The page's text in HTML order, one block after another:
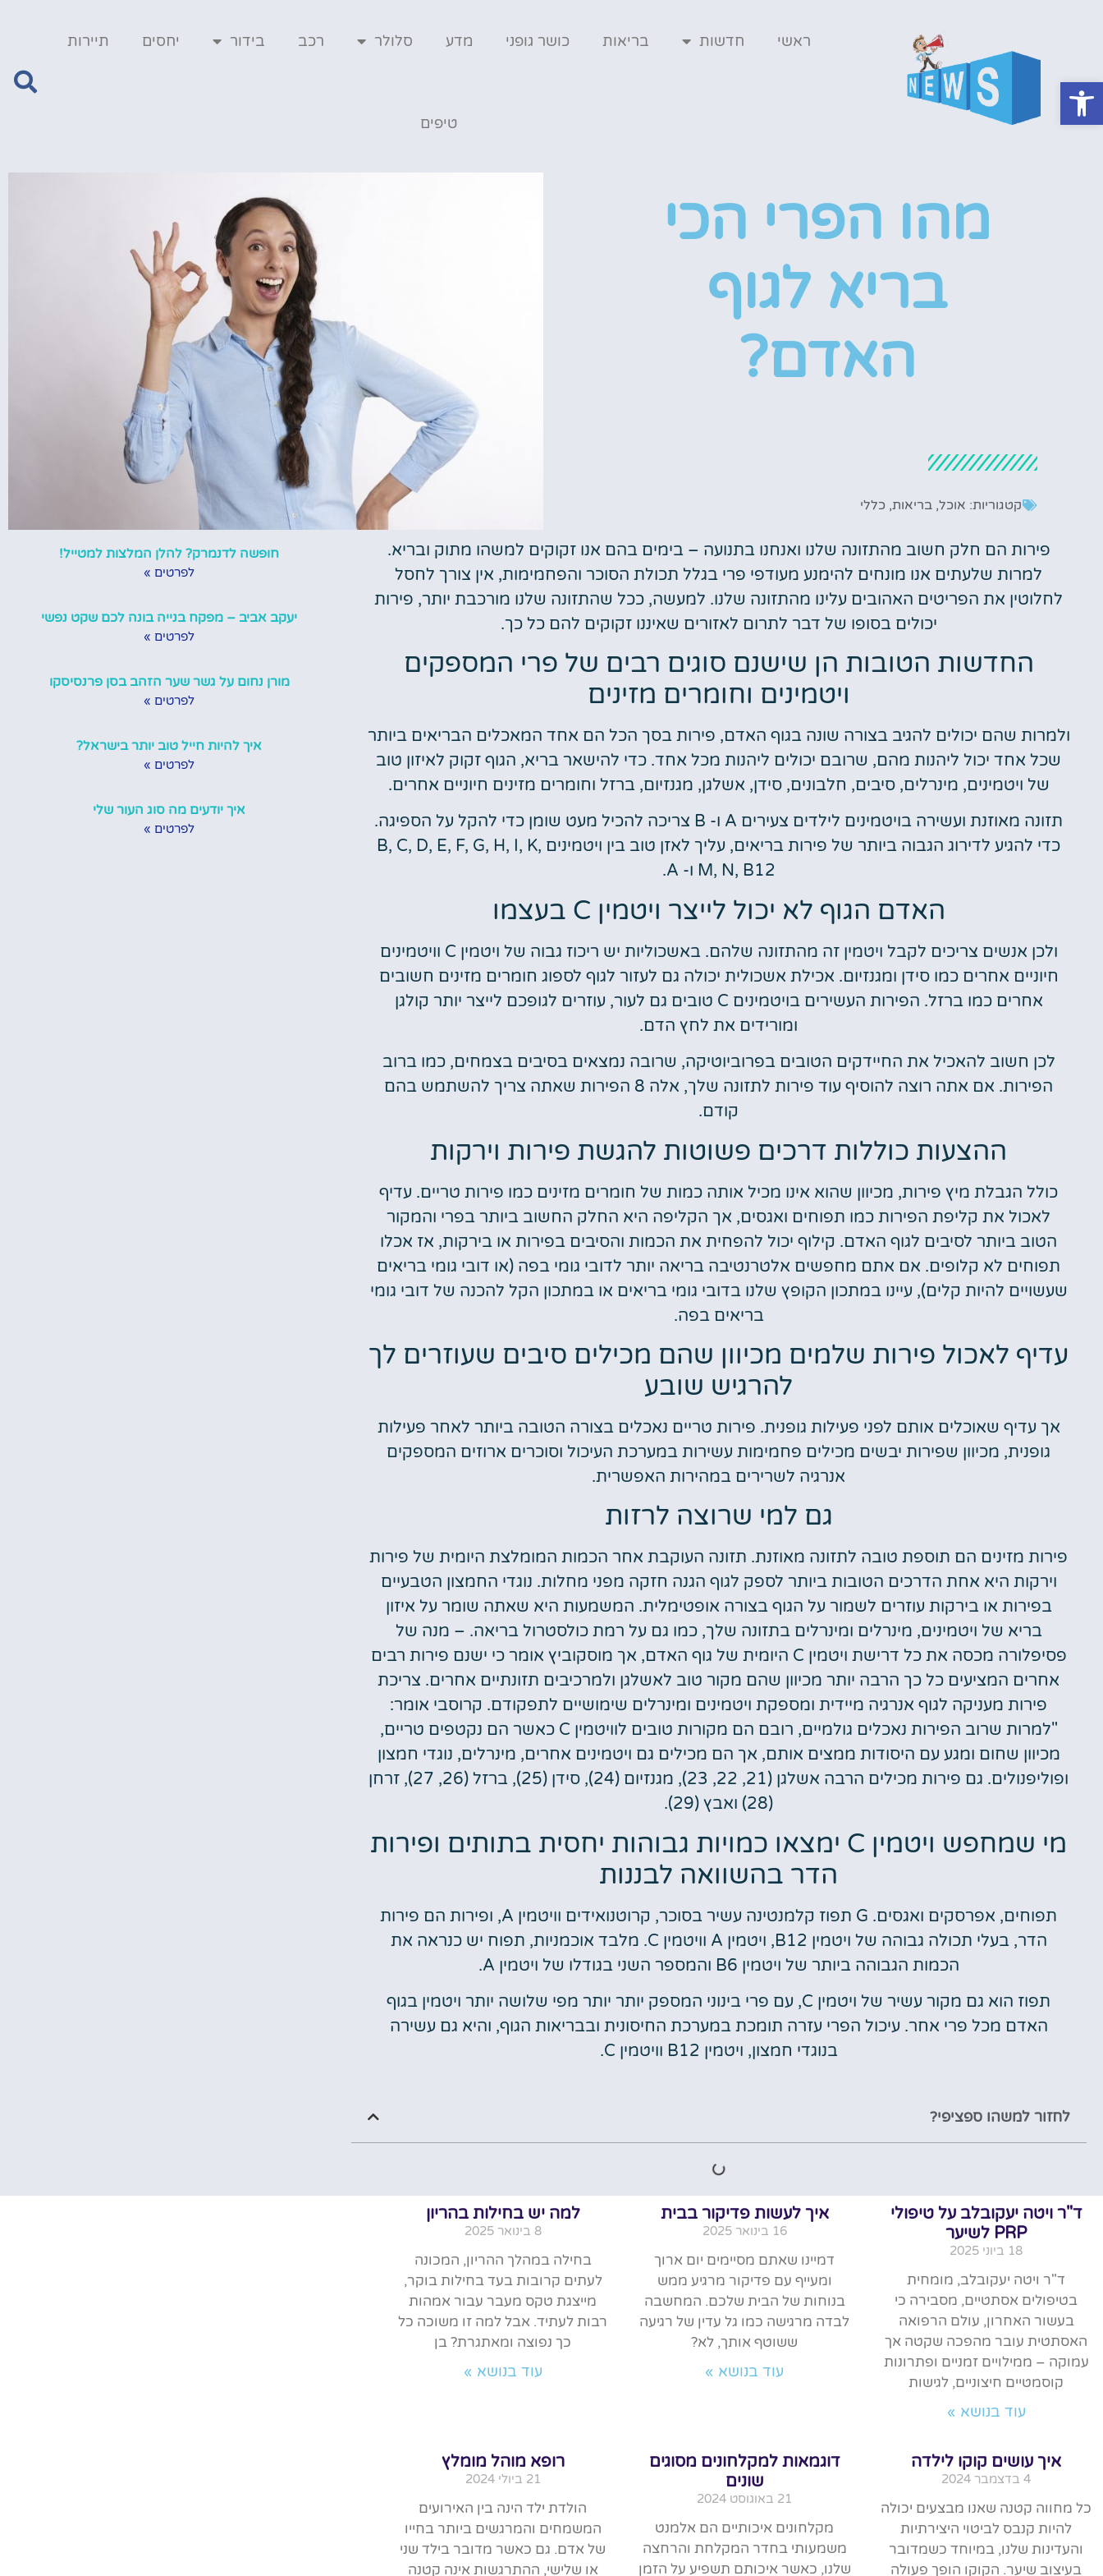
ראשי חדשות בריאות כושר גופני מדע סלולר רכב בידור יחסים תיירות
טיפים
מהו הפרי הכי
בריא לגוף
האדם?
קטגוריות: אוכל, בריאות, כללי
פירות הם חלק חשוב מהתזונה שלנו ואנחנו בתנועה – בימים בהם אנו זקוקים למשהו מתוק ובריא.
למרות שלעתים אנו מונחים להימנע מעודפי פרי בגלל תכולת הסוכר והפחמימות, אין צורך לחסל
לחלוטין את הפריטים האהובים עלינו מהתזונה שלנו. למעשה, ככל שהתזונה שלנו מורכבת יותר, פירות
יכולים בסופו של דבר לתרום לאזורים שאיננו זקוקים להם כל כך.
החדשות הטובות הן שישנם סוגים רבים של פרי המספקים
ויטמינים וחומרים מזינים
ולמרות שהם יכולים להגיב בצורה שונה בגוף האדם, פירות בסך הכל הם אחד המאכלים הבריאים ביותר
שכל אחד יכול ליהנות מהם, שרובם יכולים ליהנות מכל אחד. כדי להישאר בריא, הגוף זקוק לאיזון טוב
של ויטמינים, מינרלים, סיבים, חלבונים, סידן, אשלגן, מגנזיום, ברזל וחומרים מזינים חיוניים אחרים.
תזונה מאוזנת ועשירה בויטמינים לילדים צעירים A ו- B צריכה להכיל מעט שומן כדי להקל על הספיגה.
כדי להגיע לדירוג הגבוה ביותר של פירות בריאים, עליך לאזן טוב בין ויטמינים B, C, D, E, F, G, H, I, K,
M, N, B12 ו- A.
האדם הגוף לא יכול לייצר ויטמין C בעצמו
ולכן אנשים צריכים לקבל ויטמין זה מהתזונה שלהם. באשכוליות יש ריכוז גבוה של ויטמין C וויטמינים
חיוניים אחרים כמו סידן ומגנזיום. אכילת אשכולית יכולה גם לעזור לגוף לספוג חומרים מזינים חשובים
אחרים כמו ברזל. הפירות העשירים בויטמינים C טובים גם לעור, עוזרים לגופכם לייצר יותר קולגן
ומורידים את לחץ הדם.
לכן חשוב להאכיל את החיידקים הטובים בפרוביוטיקה, שרובה נמצאים בסיבים בצמחים, כמו ברוב
הפירות. אם אתה רוצה להוסיף עוד פירות לתזונה שלך, אלה 8 הפירות שאתה צריך להשתמש בהם
קודם.
ההצעות כוללות דרכים פשוטות להגשת פירות וירקות
כולל הגבלת מיץ פירות, מכיוון שהוא אינו מכיל אותה כמות של חומרים מזינים כמו פירות טריים. עדיף
לאכול את קליפת הפירות כמו תפוחים ואגסים, אך הקליפה היא החלק החשוב ביותר בפרי והמקור
הטוב ביותר לסיבים לגוף האדם. קילוף יכול להפחית את הכמות והסיבים בפירות או בירקות, אז אכלו
תפוחים לא קלופים. אם אתם מחפשים אלטרנטיבה בריאה יותר לדובי גומי בפה (או דובי גומי בריאים
שעשויים להיות קלים), עיינו במתכון הקופץ שלנו בדובי גומי בריאים או במתכון הקל להכנה של דובי גומי
בריאים בפה.
עדיף לאכול פירות שלמים מכיוון שהם מכילים סיבים שעוזרים לך
להרגיש שובע
אך עדיף שאוכלים אותם לפני פעילות גופנית. פירות טריים נאכלים בצורה הטובה ביותר לאחר פעילות
גופנית, מכיוון שפירות יבשים מכילים פחמימות עשירות במערכת העיכול וסוכרים ארוזים המספקים
אנרגיה לשרירים במהירות האפשרית.
גם למי שרוצה לרזות
פירות מזינים הם תוספת טובה לתזונה מאוזנת. תזונה העוקבת אחר הכמות המומלצת היומית של פירות
וירקות היא אחת הדרכים הטובות ביותר לספק לגוף הגנה חזקה מפני מחלות. נוגדי החמצון הטבעיים
בפירות או בירקות עוזרים לשמור על הגוף בצורה אופטימלית. המשמעות היא שאתה שומר על איזון
בריא של ויטמינים, מינרלים ומינרלים בתזונה שלך, כמו גם על רמת כולסטרול בריאה. – מנה של
פסיפלורה מכסה את כל דרישת ויטמין C היומית של גוף האדם, אך מוסקוביץ אומר כי ישנם פירות רבים
אחרים המציעים כל כך הרבה יותר מכיוון שהם מקור טוב לאשלגן ולמרכיבים תזונתיים אחרים. צריכת
פירות מעניקה לגוף אנרגיה מיידית ומספקת ויטמינים ומינרלים שימושיים לתפקודם. קרוסבי אומר:
"למרות שרוב הפירות נאכלים גולמיים, רובם הם מקורות טובים לוויטמין C כאשר הם נקטפים טריים,
מכיוון שחום ומגע עם היסודות ממצים אותם, אך הם מכילים גם ויטמינים אחרים, מינרלים, נוגדי חמצון
ופוליפנולים. גם פירות מכילים הרבה אשלגן (21, 22, 23), מגנזיום (24), סידן (25), ברזל (26, 27), זרחן
(28) ואבץ (29).
מי שמחפש ויטמין C ימצאו כמויות גבוהות יחסית בתותים ופירות
הדר בהשוואה לבננות
תפוחים, אפרסקים ואגסים. G תפוז קלמנטינה עשיר בסוכר, קרוטנואידים וויטמין A, ופירות הם פירות
הדר, בעלי תכולה גבוהה של ויטמין B12, ויטמין A וויטמין C. מלבד אוכמניות, תפוח יש כנראה את
הכמות הגבוהה ביותר של ויטמין B6 והמספר השני בגודלו של ויטמין A.
תפוז הוא גם מקור עשיר של ויטמין C, עם פרי בינוני המספק יותר יותר מפי שלושה יותר ויטמין בגוף
האדם מכל פרי אחר. עיכול הפרי עזרה תומכת במערכת החיסונית ובבריאות הגוף, והיא גם עשירה
בנוגדי חמצון, ויטמין B12 וויטמין C.
לחזור למשהו ספציפי?
חופשה לדנמרק? להלן המלצות למטייל!
לפרטים »
יעקב אביב – מפקח בנייה בונה לכם שקט נפשי
לפרטים »
מורן נחום על גשר שער הזהב בסן פרנסיסקו
לפרטים »
איך להיות חייל טוב יותר בישראל?
לפרטים »
איך יודעים מה סוג העור שלי
לפרטים »
ד"ר ויטה יעקובלב על טיפולי
PRP לשיער
18 ביוני 2025
ד"ר ויטה יעקובלב, מומחית
בטיפולים אסתטיים, מסבירה כי
בעשור האחרון, עולם הרפואה
האסתטית עובר מהפכה שקטה אך
עמוקה – ממילויים זמניים ופתרונות
קוסמטיים חיצוניים, לגישות
עוד בנושא »
איך לעשות פדיקור בבית
16 בינואר 2025
דמיינו שאתם מסיימים יום ארוך
ומעייף עם פדיקור מרגיע ממש
בנוחות של הבית שלכם. המחשבה
לבדה מרגישה כמו גל עדין של רגיעה
ששוטף אותך, לא?
עוד בנושא »
למה יש בחילות בהריון
8 בינואר 2025
בחילה במהלך ההריון, המכונה
לעתים קרובות בעד בחילות בוקר,
מייצגת טקס מעבר עבור אמהות
רבות לעתיד. אבל למה זו משוכה כל
כך נפוצה ומאתגרת? בן
עוד בנושא »
איך עושים קוקו לילדה
4 בדצמבר 2024
כל מחווה קטנה שאנו מבצעים יכולה
להיות קנבס לביטוי היצירתיות
והעדינות שלנו, במיוחד כשמדובר
בעיצוב שיער. הקוקו הופך פעולה
דוגמאות למקלחונים מסוגים
שונים
21 באוגוסט 2024
מקלחונים איכותיים הם אלמנט
משמעותי בחדר המקלחת והרחצה
שלנו, כאשר איכותם תשפיע על הזמן
רופא מוהל מומלץ
21 ביולי 2024
הולדת ילד הינה בין האירועים
המשמחים והמרגשים ביותר בחייו
של אדם. גם כאשר מדובר בילד שני
או שלישי, ההתרגשות אינה קטנה
פתח סרגל נגישות